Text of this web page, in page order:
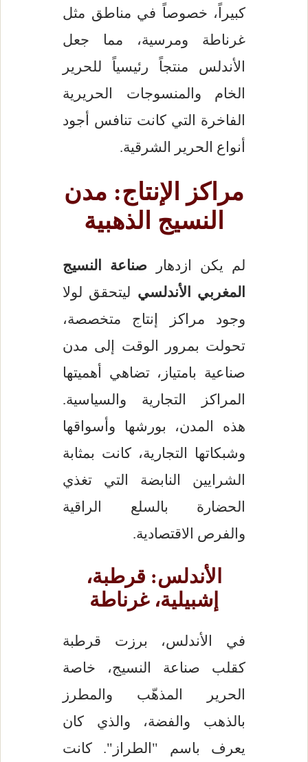
كبيراً، خصوصاً في مناطق مثل
غرناطة ومرسية، مما جعل
الأندلس منتجاً رئيسياً للحرير
الخام والمنسوجات الحريرية
الفاخرة التي كانت تنافس أجود
أنواع الحرير الشرقية.
مراكز الإنتاج: مدن
النسيج الذهبية
لم يكن ازدهار صناعة النسيج
المغربي الأندلسيليتحقق لولا
وجود مراكز إنتاج متخصصة،
تحولت بمرور الوقت إلى مدن
صناعية بامتياز، تضاهي أهميتها
المراكز التجارية والسياسية.
هذه المدن، بورشها وأسواقها
وشبكاتها التجارية، كانت بمثابة
الشرايين النابضة التي تغذي
الحضارة بالسلع الراقية
والفرص الاقتصادية.
الأندلس: قرطبة،
إشبيلية، غرناطة
في الأندلس، برزت قرطبة
كقلب صناعة النسيج، خاصة
الحرير المذهّب والمطرز
بالذهب والفضة، والذي كان
يعرف باسم "الطراز". كانت